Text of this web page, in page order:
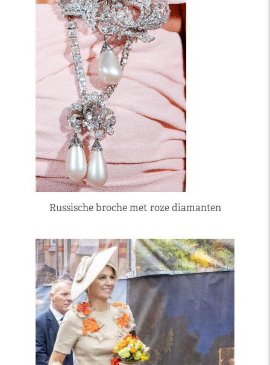
Russische broche met roze diamanten